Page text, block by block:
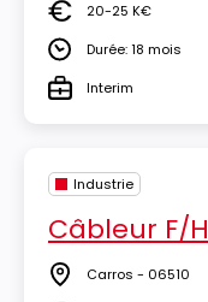
Salaire20-25 K€
DuréeDurée: 18 mois
TypeInterim
Industrie
Câbleur F/H
Lieu Carros - 06510